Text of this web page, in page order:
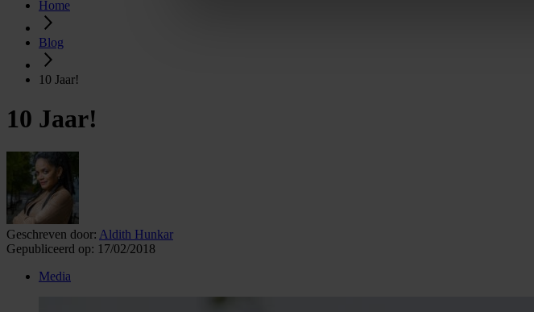
Home
Blog
10 Jaar!
10 Jaar!
Geschreven door: Aldith Hunkar
Gepubliceerd op: 17/02/2018
Media